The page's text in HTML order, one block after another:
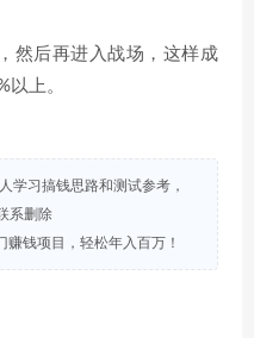
然后再进入战场，这样成
上。
学习搞钱思路和测试参考，
系删除
赚钱项目，轻松年入百万！